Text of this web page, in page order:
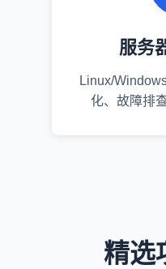
服务
Linux/
化、故障排
精选